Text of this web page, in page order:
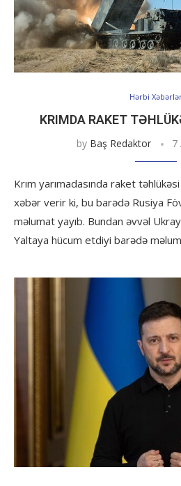
Hərbi
KRIMDA RAKET
by Baş Redaktor 7
Krım yarımadasında raket
xəbər verir ki, bu barədə Rusiya
məlumat yayıb. Bundan əvvəl
Yaltaya hücum etdiyi barədə